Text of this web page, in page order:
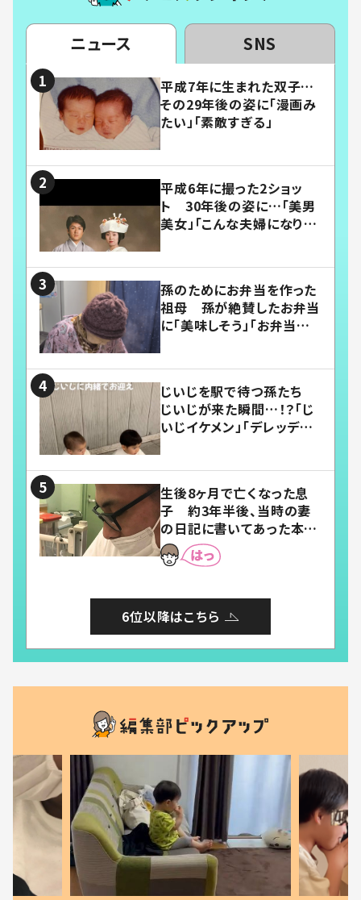
ニュース SNS
平成7年に生まれた双子…
その29年後の姿に「漫画み
たい」「素敵すぎる」
平成6年に撮った2ショッ
ト 30年後の姿に…「美男
美女」「こんな夫婦になりた
孫のためにお弁当を作った
祖母 孫が絶賛したお弁当
に「美味しそう」「お弁当すご
じいじを駅で待つ孫たち
じいじが来た瞬間…！？「じ
いじイケメン」「デレッデレ」
生後8ヶ月で亡くなった息
子 約3年半後、当時の妻
の日記に書いてあった本音
とは
6位以降はこちら